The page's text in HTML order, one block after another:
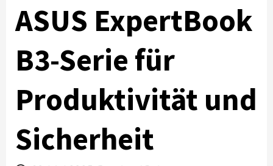
ASUS ExpertBook
B3-Serie für
Produktivität und
Sicherheit